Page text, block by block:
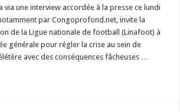
via une interview accordée à la presse ce lundi
par Congoprofond.net, invite la
de la Ligue nationale de football (Linafoot) à
générale pour régler la crise au sein de
avec des conséquences fâcheuses …